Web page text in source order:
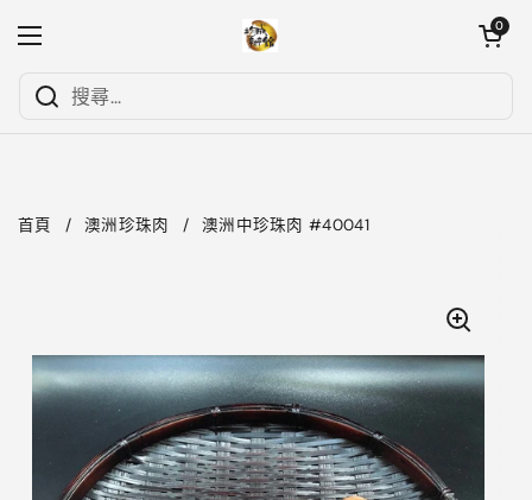
開啟選單
開啟購物
0
首頁 / 澳洲珍珠肉 / 澳洲中珍珠肉 #40041